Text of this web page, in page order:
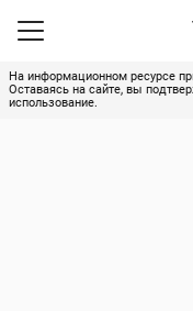
На информационном ресурсе
Оставаясь на сайте, вы
использование.